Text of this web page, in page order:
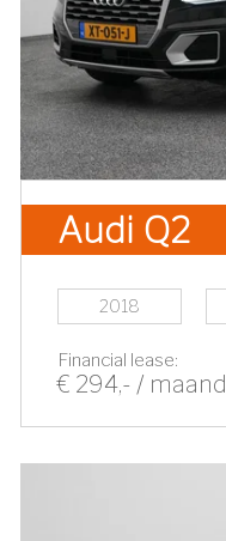
Audi Q2
2018
Financial lease:
€ 294,- / maand